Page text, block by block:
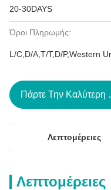
20-30DAYS
Όροι Πληρωμής:
L/C,D/A,T/T,D/P,Western
Πάρτε Την Καλύτερη
Λεπτομέρειες
Λεπτομέρειες